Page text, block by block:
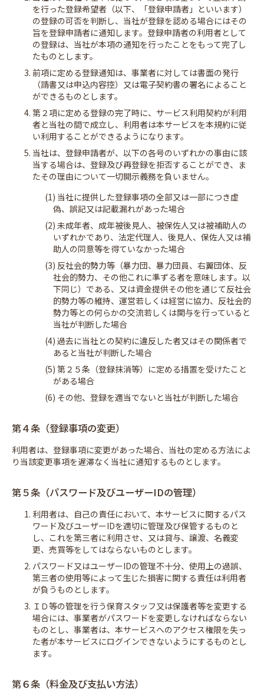
を行った登録希望者（以下、「登録申請者」といいます）
の登録の可否を判断し、当社が登録を認める場合にはその
旨を登録申請者に通知します。登録申請者の利用者として
の登録は、当社が本項の通知を行ったことをもって完了し
たものとします。
3. 前項に定める登録通知は、事業者に対しては書面の発行
（請書又は申込内容控）又は電子契約書の署名によること
ができるものとします。
4. 第２項に定める登録の完了時に、サービス利用契約が利用
者と当社の間で成立し、利用者は本サービスを本規約に従
い利用することができるようになります。
5. 当社は、登録申請者が、以下の各号のいずれかの事由に該
当する場合は、登録及び再登録を拒否することができ、ま
たその理由について一切開示義務を負いません。
(1) 当社に提供した登録事項の全部又は一部につき虚
偽、誤記又は記載漏れがあった場合
(2) 未成年者、成年被後見人、被保佐人又は被補助人の
いずれかであり、法定代理人、後見人、保佐人又は補
助人の同意等を得ていなかった場合
(3) 反社会的勢力等（暴力団、暴力団員、右翼団体、反
社会的勢力、その他これに準ずる者を意味します。以
下同じ）である、又は資金提供その他を通じて反社会
的勢力等の維持、運営若しくは経営に協力、反社会的
勢力等との何らかの交流若しくは関与を行っていると
当社が判断した場合
(4) 過去に当社との契約に違反した者又はその関係者で
あると当社が判断した場合
(5) 第２５条（登録抹消等）に定める措置を受けたこと
がある場合
(6) その他、登録を適当でないと当社が判断した場合
第４条（登録事項の変更）
利用者は、登録事項に変更があった場合、当社の定める方法によ
り当該変更事項を遅滞なく当社に通知するものとします。
第５条（パスワード及びユーザーIDの管理）
1. 利用者は、自己の責任において、本サービスに関するパス
ワード及びユーザーIDを適切に管理及び保管するものと
し、これを第三者に利用させ、又は貸与、譲渡、名義変
更、売買等をしてはならないものとします。
2. パスワード又はユーザーIDの管理不十分、使用上の過誤、
第三者の使用等によって生じた損害に関する責任は利用者
が負うものとします。
3. ＩＤ等の管理を行う保育スタッフ又は保護者等を変更する
場合には、事業者がパスワードを変更しなければならない
ものとし、事業者は、本サービスへのアクセス権限を失っ
た者が本サービスにログインできないようにするものとし
ます。
第６条（料金及び支払い方法）